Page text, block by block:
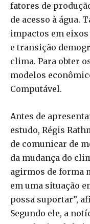
fatores de
de acesso à água.
impactos em
e transição
clima. Para obter
modelos
Computável.
Antes de
estudo, Régis
de comunicar de
da mudança do
agirmos de forma
em uma situação
possa suportar”,
Segundo ele, a